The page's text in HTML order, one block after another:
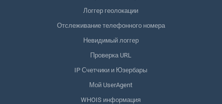
Логгер геолокации
Отслеживание телефонного номера
Невидимый логгер
Проверка URL
IP Счетчики и Юзербары
Мой UserAgent
WHOIS информация